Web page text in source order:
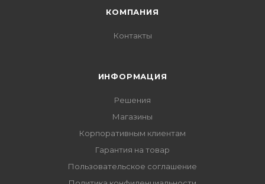
КОМПАНИЯ
Контакты
ИНФОРМАЦИЯ
Решения
Магазины
Корпоративным клиентам
Гарантия на товар
Пользовательское соглашение